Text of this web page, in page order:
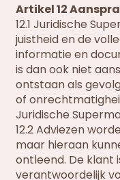
Artikel 12
12.1 Juridische
juistheid en de
informatie en
is dan ook niet
ontstaan als
of
Juridische
12.2 Adviezen
maar hieraan
ontleend. De klant
verantwoordelijk